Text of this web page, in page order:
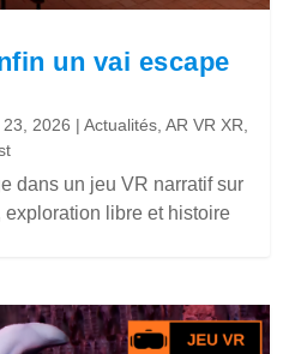
un vai escape
23, 2026 |Actualités ,AR VR XR
dans un jeu VR narratif sur
exploration libre et histoire